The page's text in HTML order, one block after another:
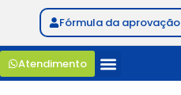
Fórmula da aprovação
Atendimento